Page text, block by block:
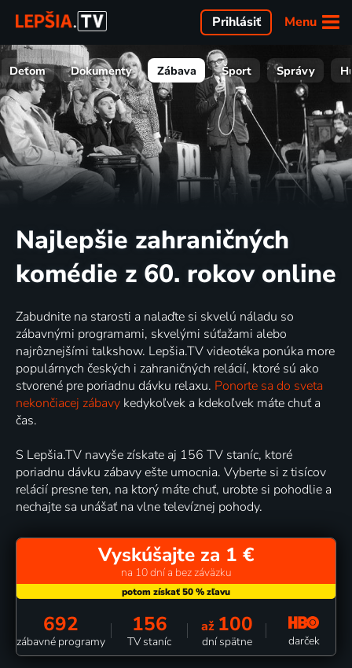
Menu
Prihlásiť
Deťom Dokumenty Zábava Šport Správy
Najlepšie zahraničných
komédie z 60. rokov online
Zabudnite na starosti a nalaďte si skvelú náladu so
zábavnými programami, skvelými súťažami alebo
najrôznejšími talkshow. Lepšia.TV videotéka ponúka more
populárnych českých i zahraničných relácií, ktoré sú ako
stvorené pre poriadnu dávku relaxu. Ponorte sa do sveta
nekončiacej zábavy kedykoľvek a kdekoľvek máte chuť a
čas.
S Lepšia.TV navyše získate aj 156 TV staníc, ktoré
poriadnu dávku zábavy ešte umocnia. Vyberte si z tisícov
relácií presne ten, na ktorý máte chuť, urobte si pohodlie a
nechajte sa unášať na vlne televíznej pohody.
Vyskúšajte za 1 €
na 10 dní a bez záväzku
692
zábavné programy
156
TV staníc
až 100
dní spätne darček